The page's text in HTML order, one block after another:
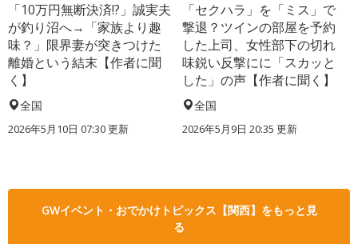
「10万円無断決済!?」誠実夫
が釣り沼へ→「家族より趣
味？」限界妻が突きつけた
離婚という結末【作者に聞
く】
全国
2026年5月10日 07:30 更新
「セクハラ」を「ミス」で
撃退？ツインの部屋を予約
した上司、女性部下の切れ
味鋭い反撃にに「スカッと
した」の声【作者に聞く】
全国
2026年5月9日 20:35 更新
GWイベント・おでかけトピックス【関西】をもっと見
る